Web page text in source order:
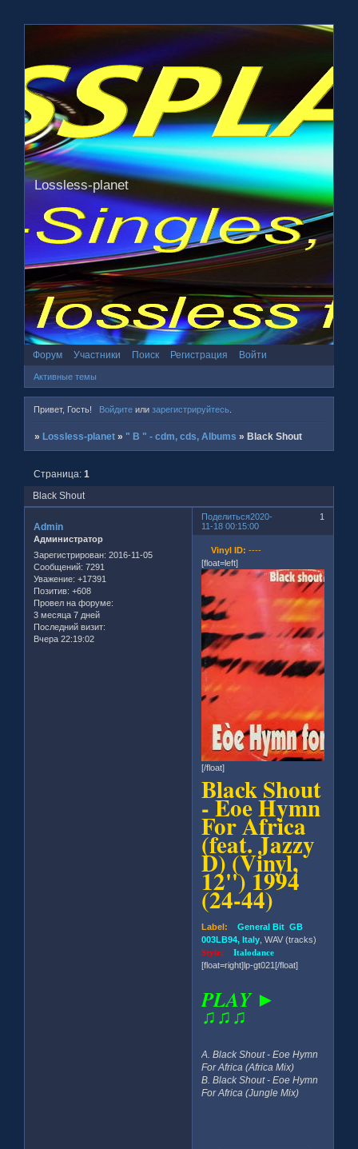
Lossless-planet
Форум Участники Поиск Регистрация Войти
Активные темы
Привет, Гость! Войдитеили зарегистрируйтесь.
» Lossless-planet » " B " - cdm, cds, Albums » Black Shout
Black Shout
Страница:1
Поделиться 1
2020-
11-18 00:15:00
Admin
Администратор
Зарегистрирован: 2016-11-05
Сообщений: 7291
Уважение: +17391
Позитив: +608
Провел на форуме:
3 месяца 7 дней
Последний визит:
Вчера 22:19:02
Vinyl ID: ----
[float=left]
[/float]
Black Shout
- Eoe Hymn
For Africa
(feat. Jazzy
D) (Vinyl,
12'') 1994
(24-44)
Label: General Bit GB
003LB94, Italy , WAV (tracks)
Style:Italodance
[float=right]lp-gt021[/float]
PLAY ►
♫♫♫
A. Black Shout - Eoe Hymn
For Africa (Africa Mix)
B. Black Shout - Eoe Hymn
For Africa (Jungle Mix)